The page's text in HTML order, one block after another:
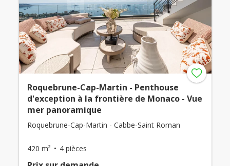
Roquebrune-Cap-Martin - Penthouse
d'exception à la frontière de Monaco - Vue
mer panoramique
Roquebrune-Cap-Martin - Cabbe-Saint Roman
420 m² 4 pièces